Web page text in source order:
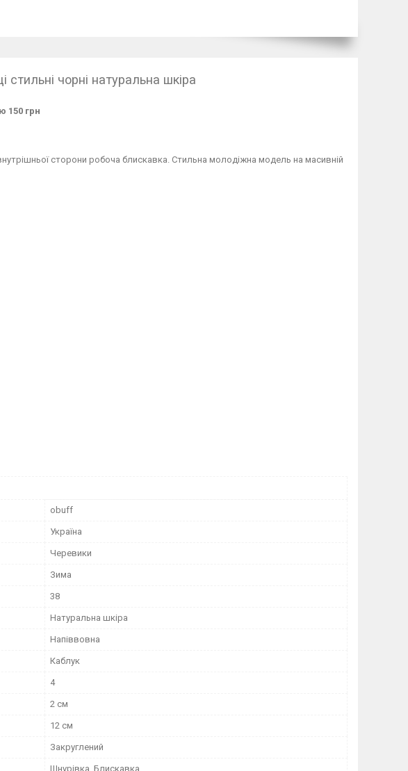
стильні чорні натуральна шкіра
150 грн
сторони робоча блискавка. Стильна молодіжна модель на масивній
obuff
Україна
Черевики
Зима
38
Натуральна шкіра
Напіввовна
Каблук
4
2 см
12 см
Закруглений
Шнурівка, Блискавка